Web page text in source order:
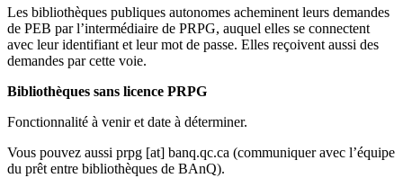
Les bibliothèques publiques autonomes acheminent leurs demandes
de PEB par l’intermédiaire de PRPG, auquel elles se connectent
avec leur identifiant et leur mot de passe. Elles reçoivent aussi des
demandes par cette voie.
Bibliothèques sans licence PRPG
Fonctionnalité à venir et date à déterminer.
Vous pouvez aussi prpg [at] banq.qc.ca (communiquer avec l’équipe
du prêt entre bibliothèques de BAnQ).